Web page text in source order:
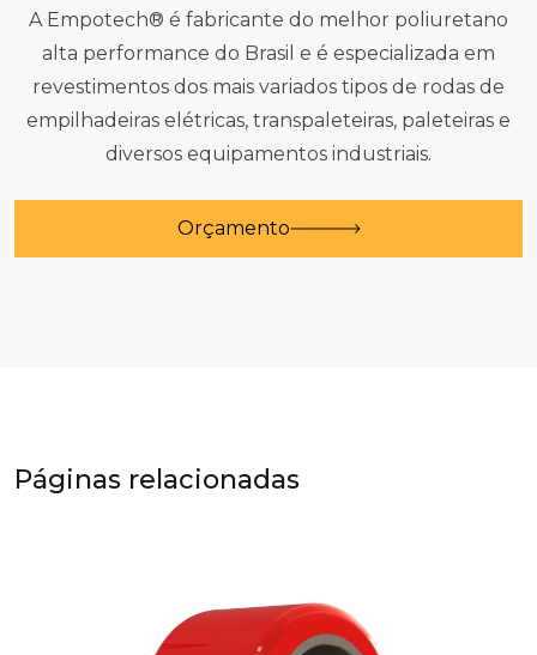
A Empotech® é fabricante do melhor poliuretano
alta performance do Brasil e é especializada em
revestimentos dos mais variados tipos de rodas de
empilhadeiras elétricas, transpaleteiras, paleteiras e
diversos equipamentos industriais.
Orçamento
Páginas relacionadas